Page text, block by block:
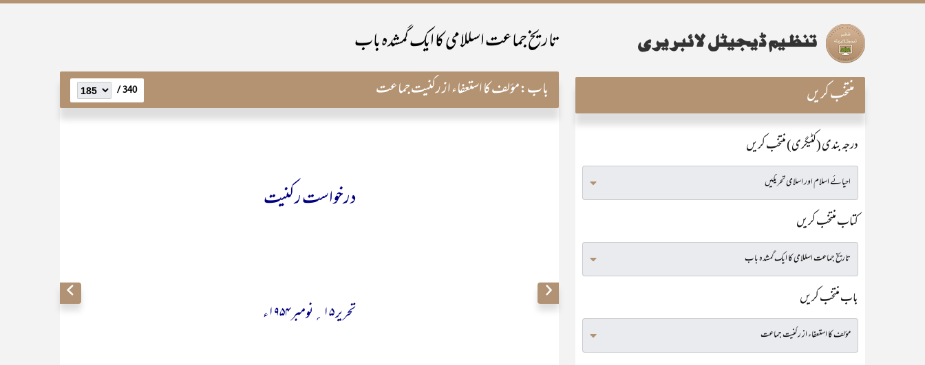
تاریخ جماعت اسللامی کا ایک گمشدہ باب
باب:مؤلف کا استعفاء از رکنیت جماعت 340 /
درخواست رکنیت
تحریر ۱۵؍ نومبر ۱۹۵۴ء
منتخب کریں
درجہ بندی (کٹیگری) منتخب کریں
کتاب منتخب کریں
باب منتخب کریں